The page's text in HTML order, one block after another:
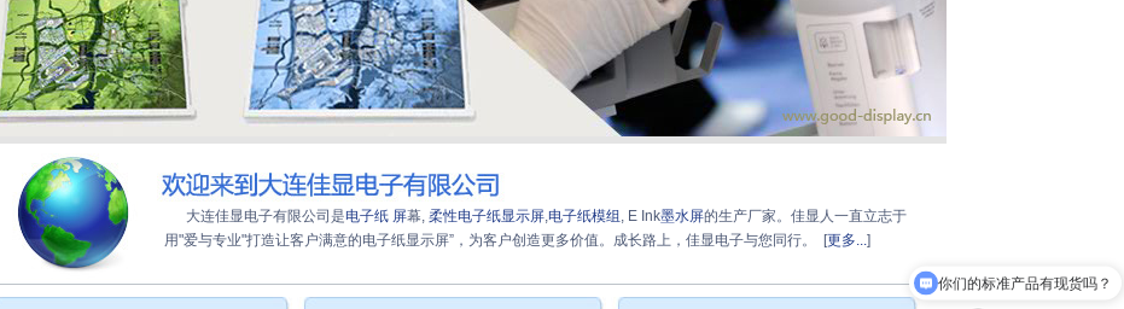
大连佳显电子有限公司是电子纸 屏幕, 柔性电子纸显示屏,电子纸模组 , E Ink墨水屏的生产厂家。佳显人一直立志于
用"爱与专业"打造让客户满意的电子纸显示屏”，为客户创造更多价值。成长路上，佳显电子与您同行。 [更多...]
你们的标准产品有现货吗？